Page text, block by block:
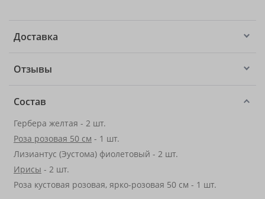
Доставка
Отзывы
Состав
Гербера желтая - 2 шт.
Роза розовая 50 см - 1 шт.
Лизиантус (Эустома) фиолетовый - 2 шт.
Ирисы - 2 шт.
Роза кустовая розовая, ярко-розовая 50 см - 1 шт.